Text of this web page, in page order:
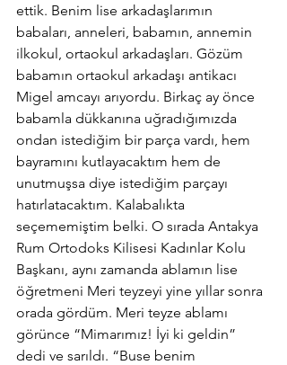
ettik. Benim lise arkadaşlarımın
babaları, anneleri, babamın, annemin
ilkokul, ortaokul arkadaşları. Gözüm
babamın ortaokul arkadaşı antikacı
Migel amcayı arıyordu. Birkaç ay önce
babamla dükkanına uğradığımızda
ondan istediğim bir parça vardı, hem
bayramını kutlayacaktım hem de
unutmuşsa diye istediğim parçayı
hatırlatacaktım. Kalabalıkta
seçememiştim belki. O sırada Antakya
Rum Ortodoks Kilisesi Kadınlar Kolu
Başkanı, aynı zamanda ablamın lise
öğretmeni Meri teyzeyi yine yıllar sonra
orada gördüm. Meri teyze ablamı
görünce “Mimarımız! İyi ki geldin”
dedi ve sarıldı. “Buse benim